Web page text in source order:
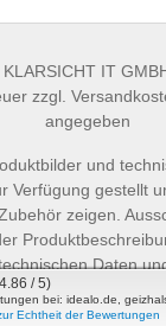
IT
zzgl.
angegeben
und
Verfügung gestellt
zeigen.
Daten
ausgeschlossen.
/ 5)
bei: idealo.de,
Echtheit der Bewertungen